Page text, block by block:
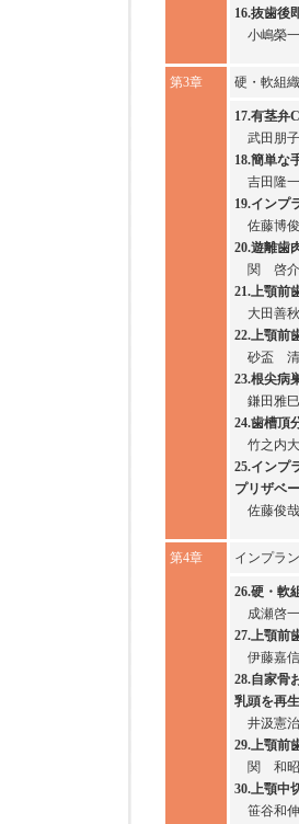
16.抜歯後
小嶋榮一
第3章 硬・軟組
17.有茎弁
武田朋子
18.簡単な
吉田隆一
19.インプ
佐藤博俊
20.遊離歯
関 啓介
21.上顎前
大田善秋
22.上顎前
砂盃 清
23.根尖病
鎌田雅巳
24.歯槽頂
竹之内
25.インプ
プリザベ
佐藤俊哉
第4章 インプラ
26.硬・軟
成瀬啓一
27.上顎前
伊藤嘉信
28.自家骨
乳頭を再
井汲憲治
29.上顎前
関 和昭
30.上顎中
笹谷和伸